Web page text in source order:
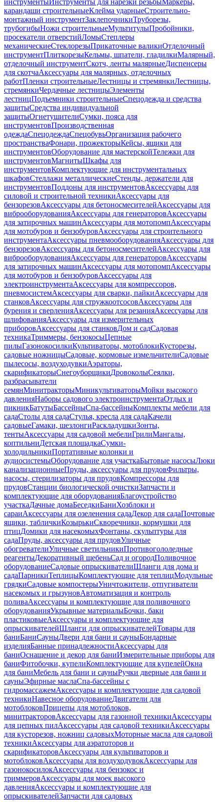
инструментыИнструменты для нарезки резьбыМаркеры,
карандаши строительныеКлейма ударныеСтроительно-
монтажный инструментЗаклепочникиТруборезы,
трубогибыНожи строительныеМультитулыПробойники,
просекатели отверстийЛомыСтеплеры
механическиеСтеклорезыПрикаточные валикиОтделочный
инструментПлиткорезыКельмы, шпатели, гладилкиМалярный,
отделочный инструментСкотч, ленты малярныеДиспенсеры
для скотчаАксессуары для малярных, отделочных
работПленки строительныеЛестницы и стремянкиЛестницы,
стремянкиЧердачные лестницыЭлементы
лестницПодъемники строительныеСпецодежда и средства
защитыСредства индивидуальной
защитыОгнетушителиСумки, пояса для
инструментовПроизводственная
одеждаСпецодеждаСпецобувьОрганизация рабочего
пространстваФонари, прожекторыКейсы, ящики для
инструментовОборудование для мастерскойТележки для
инструментовМагнитыШкафы для
инструментовКомплектующие для инструментальных
шкафовСтеллажи металлическиеСтенды, держатели для
инструментовПоддоны для инструментовАксессуары для
силовой и строительной техникиАксессуары для
бензорезовАксессуары для бетоносмесителейАксессуары для
виброоборудованияАксессуары для генераторовАксессуары
для затирочных машинАксессуары для мотопомпАксессуары
для мотобуров и бензобуровАксессуары для строительного
инструментаАксессуары пневмооборудованияАксессуары для
бензорезовАксессуары для бетоносмесителейАксессуары для
виброоборудованияАксессуары для генераторовАксессуары
для затирочных машинАксессуары для мотопомпАксессуары
для мотобуров и бензобуровАксессуары для
электроинструментаАксессуары для компрессоров,
пневмосистемАксессуары для сварки, пайкиАксессуары для
станковАксессуары для стружкоотсосовАксессуары для
бурения и сверленияАксессуары для резанияАксессуары для
шлифованияАксессуары для измерительных
приборовАксессуары для станковДом и садСадовая
техникаТриммеры, бензокосыЦепные
пилыГазонокосилкиКультиваторы, мотоблокиКусторезы,
садовые ножницыСадовые, кормовые измельчителиСадовые
пылесосы, воздуходувкиАэраторы,
скарификаторыСнегоуборщикиДровоколыСеялки,
разбрасыватели
семянМинитракторыМиникультиваторыМойки высокого
давленияНаборы садового электроинструментаОтдых и
пикникБатутыБассейныСпа-бассейныКомплекты мебели для
садаСтолы для садаСтулья, кресла для садаКачели
садовыеГамаки, шезлонгиРаскладушкиЗонты,
тентыАксессуары для садовой мебелиГрилиМангалы,
коптильниДетская площадкаСумки-
холодильникиПортативные колонки и
аудиосистемыОборудование для участкаБытовые насосыЛюки
канализационныеПруды, аксессуары для прудовФильтры,
насосы, стерилизаторы для прудовКомпрессоры для
прудовСтанции биологической очисткиЗапчасти и
комплектующие для оборудованияБлагоустройство
участкаДачные домаБеседкиБаниХозблоки и
сараиАксессуары для озеленения садаДекор для садаПочтовые
ящики, табличкиКозырькиСкворечники, кормушки для
птицДомики для насекомыхФонтаны, скульптуры для
садаПруды, аксессуары для прудовУличные
обогревателиУличные светильникиПротивогололедные
реагентыДекоративный щебеньСад и огородПоливочное
оборудованиеСадовые опрыскивателиШланги для дома и
садаПарникиТеплицыКомплектующие для теплицМодульные
грядкиСадовые компостерыУничтожители, отпугиватели
насекомых и грызуновАвтоматизация и контроль
поливаАксессуары и комплектующие для поливочного
оборудованияУкрывные материалыБочки, баки
пластиковыеАксессуары и комплектующие для
опрыскивателейШланги для опрыскивателейТовары для
баниБаниСауныДвери для бани и сауныБондарные
изделияБанные принадлежностиАксессуары для
баниОснащение и декор для баниИзмерительные приборы для
баниФитобочки, купелиКомплектующие для купелейОкна
для баниМебель для бани и сауныРучки дверные для бани и
сауныЭфирные маслаСпа-бассейны с
гидромассажемАксессуары и комплектующие для садовой
техникиНавесное оборудованиеДвигатели для
мотоблоковПрицепы для мотоблоков,
минитракторовАксессуары для газонной техникиАксессуары
для цепных пилАксессуары для садовой техникиАксессуары
для кусторезов, ножниц садовыхМоторные масла для садовой
техникиАксессуары для аэратоторов и
скарификаторовАксессуары для культиваторов и
мотоблоковАксессуары для воздуходувокАксессуары для
газонокосилокАксессуары для бензокос и
триммеровАксессуары для моек высокого
давленияАксессуары и комплектующие для
опрыскивателейЗапчасти для садовых